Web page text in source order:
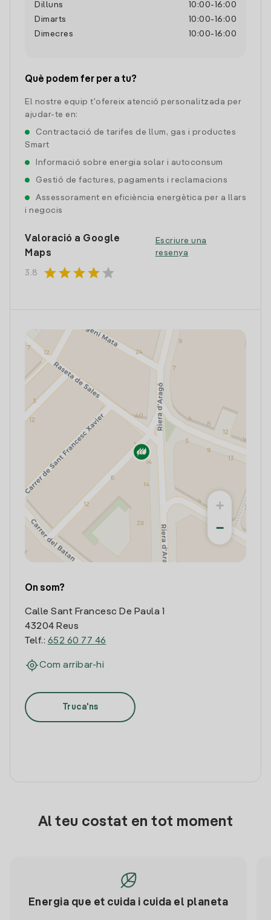
Dilluns
10:00- 16:00
Dimarts
10:00- 16:00
Dimecres
10:00- 16:00
Què podem fer per a tu?
El nostre equip t'ofereix atenció personalitzada per
ajudar-te en:
Contractació de tarifes de llum, gas i productes
Smart
Informació sobre energia solar i autoconsum
Gestió de factures, pagaments i reclamacions
Assessorament en eficiència energètica per a llars
i negocis
Valoració a Google
Maps
3.8 starstarstarstar star
Escriure una
resenya
+
−
On som?
Calle Sant Francesc De Paula 1
43204 Reus
Telf.: 652 60 77 46
Com arribar-hi
Truca'ns
Al teu costat en tot moment
Energia que et cuida i cuida el planeta